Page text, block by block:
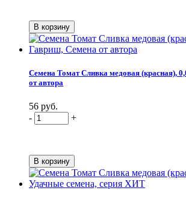
Семена Томат Сливка медовая (красная),
от автора
56 руб.
-
+